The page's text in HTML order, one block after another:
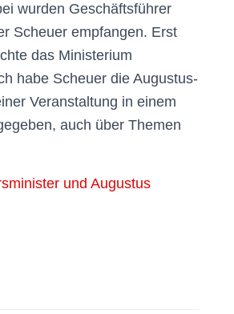
wurden Geschäftsführer
Scheuer empfangen. Erst
das Ministerium
habe Scheuer die Augustus-
Veranstaltung in einem
auch über Themen
und Augustus